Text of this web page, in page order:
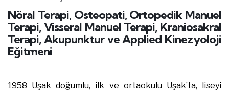
Nöral Terapi, Osteopati, Ortopedik Manuel
Terapi, Visseral Manuel Terapi, Kraniosakral
Terapi, Akupunktur ve Applied Kinezyoloji
Eğitmeni
1958 Uşak doğumlu, ilk ve ortaokulu Uşak’ta, liseyi